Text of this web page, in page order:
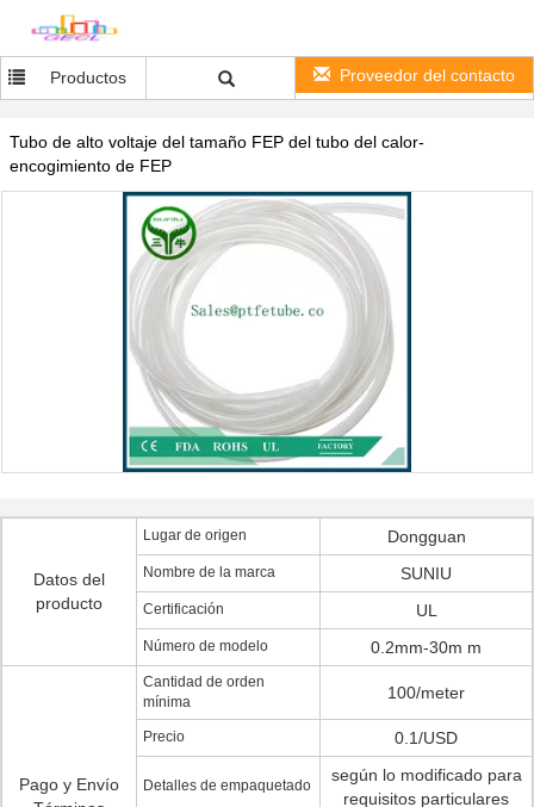
Productos Proveedor del contacto
Tubo de alto voltaje del tamaño FEP del tubo del calor-
encogimiento de FEP
Datos del
producto
Lugar de origen Dongguan
Nombre de la marca SUNIU
Certificación UL
Número de modelo 0.2mm-30m m
Pago y Envío
Cantidad de orden
mínima
100/meter
Precio 0.1/USD
Detalles de empaquetado
según lo modificado para
requisitos particulares